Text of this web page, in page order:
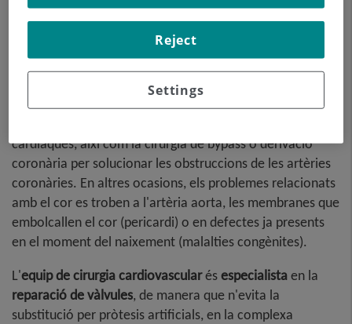
Les operacions més habituals de cor són aquelles
cardíaques, així com la cirurgia de bypass o derivació
coronària per solucionar les obstruccions de les artèries
coronàries. En altres ocasions, els problemes relacionats
amb el cor es troben a l'artèria aorta, les membranes que
embolcallen el cor (pericardi) o en defectes ja presents
en el moment del naixement (malalties congènites).
L'equip de cirurgia cardiovascularésespecialistaen la
reparació de vàlvules, de manera que n'evita la
substitució per pròtesis artificials, en la complexa
Settings
Reject